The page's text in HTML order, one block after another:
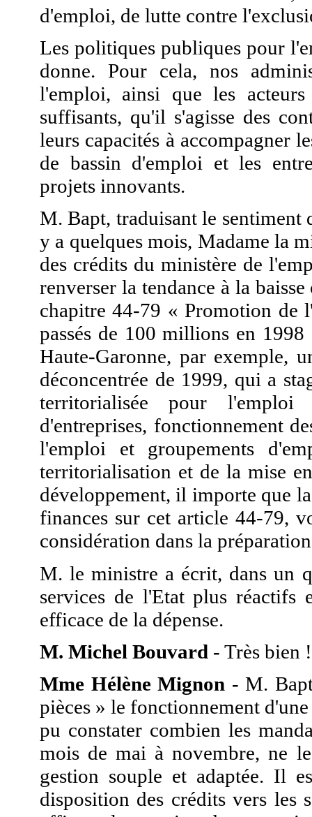
d'emploi, de lutte contre
Les politiques publiques pour
donne. Pour cela, nos
l'emploi, ainsi que les
suffisants, qu'il s'agisse des
leurs capacités à accompagner
de bassin d'emploi et les
projets innovants.
M. Bapt, traduisant le sentiment
y a quelques mois, Madame la
des crédits du ministère de
renverser la tendance à la
chapitre 44-79 « Promotion de
passés de 100 millions en
Haute-Garonne, par exemple,
déconcentrée de 1999, qui a
territorialisée pour
d'entreprises, fonctionnement
l'emploi et groupements
territorialisation et de la mise
développement, il importe que
finances sur cet article 44-79,
considération dans la
M. le ministre a écrit, dans un
services de l'Etat plus réactifs
efficace de la dépense.
M. Michel Bouvard - Très bien !
Mme Hélène Mignon - M.
pièces » le fonctionnement
pu constater combien les
mois de mai à novembre, ne
gestion souple et adaptée. Il
disposition des crédits vers les